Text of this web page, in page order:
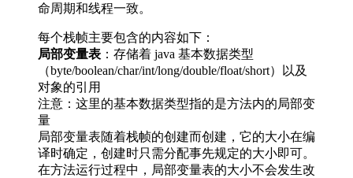
命周期和线程一致。
每个栈帧主要包含的内容如下：
局部变量表 ：存储着 java 基本数据类型
（byte/boolean/char/int/long/double/float/short）以及
对象的引用
注意：这里的基本数据类型指的是方法内的局部变
量
局部变量表随着栈帧的创建而创建，它的大小在编
译时确定，创建时只需分配事先规定的大小即可。
在方法运行过程中，局部变量表的大小不会发生改